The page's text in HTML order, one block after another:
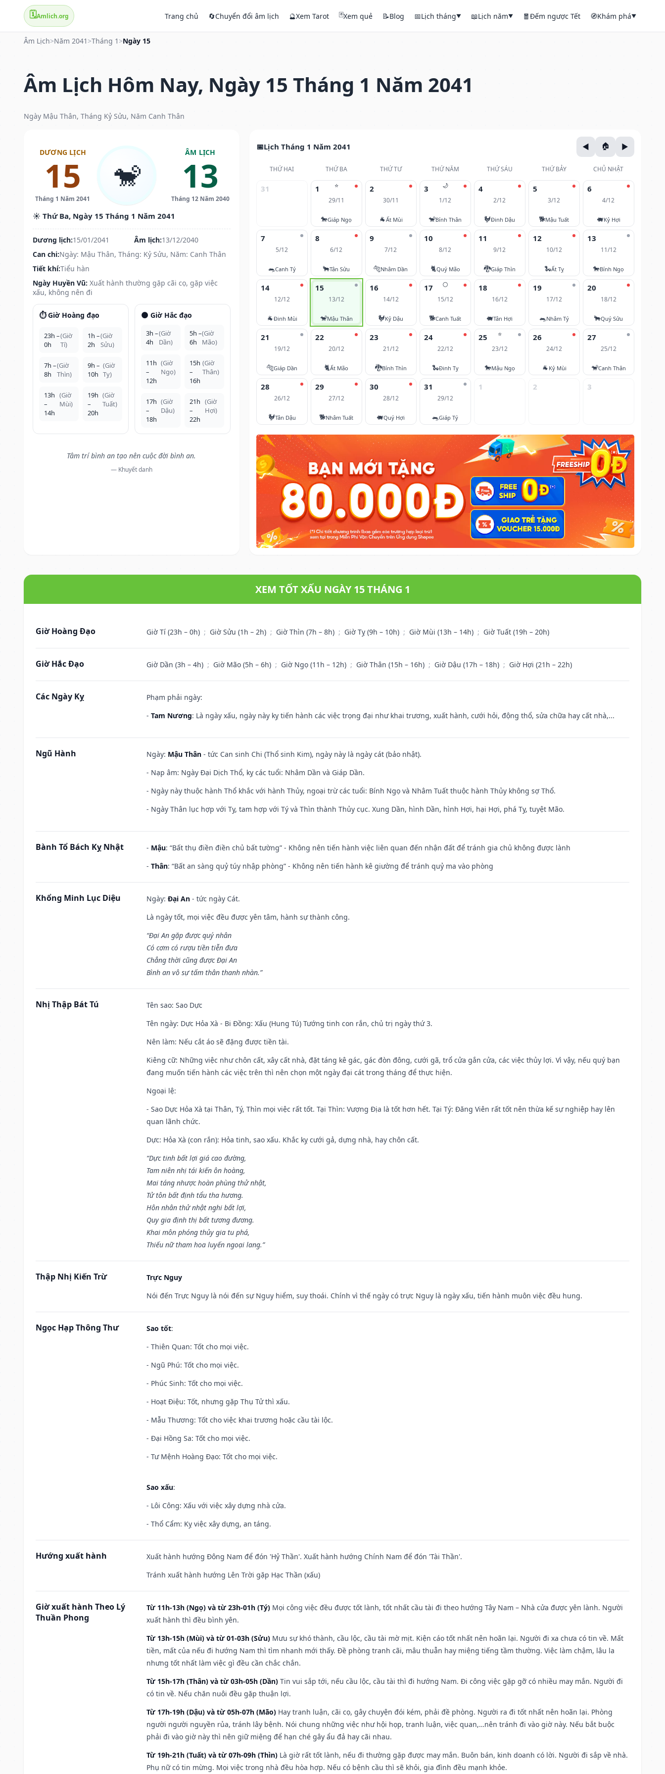
🗓️Amlich.org Trang chủ 🔄Chuyển đổi âm lịch 🔮Xem Tarot 🃏Xem quẻ 📝Blog 📅Lịch tháng▼ 📖Lịch năm▼ 🧧Đếm ngược Tết 🧭Khám phá▼
Âm Lịch>Năm 2041 >Tháng 1 >Ngày 15
Âm Lịch Hôm Nay, Ngày 15 Tháng 1 Năm 2041
Ngày Mậu Thân, Tháng Kỷ Sửu, Năm Canh Thân
DƯƠNG LỊCH
15
Tháng 1 Năm 2041
🐒
ÂM LỊCH
13
Tháng 12 Năm 2040
☀️ Thứ Ba, Ngày 15 Tháng 1 Năm 2041
Dương lịch:15/01/2041 Âm lịch:13/12/2040
Can chi:Ngày: Mậu Thân, Tháng: Kỷ Sửu, Năm: Canh Thân
Tiết khí:Tiểu hàn
Ngày Huyền Vũ: Xuất hành thường gặp cãi cọ, gặp việc
xấu, không nên đi
⏱️ Giờ Hoàng đạo
23h –
0h
(Giờ
Tí)
1h –
2h
(Giờ
Sửu)
7h –
8h
(Giờ
Thìn)
9h –
10h
(Giờ
Tỵ)
13h
–
14h
(Giờ
Mùi)
19h
–
20h
(Giờ
Tuất)
🌑 Giờ Hắc đạo
3h –
4h
(Giờ
Dần)
5h –
6h
(Giờ
Mão)
11h
–
12h
(Giờ
Ngọ)
15h
–
16h
(Giờ
Thân)
17h
–
18h
(Giờ
Dậu)
21h
–
22h
(Giờ
Hợi)
Tâm trí bình an tạo nên cuộc đời bình an.
— Khuyết danh
Lịch Tháng 1 Năm 2041
THỨ HAI THỨ BA THỨ TƯ THỨ NĂM THỨ SÁU THỨ BẢY CHỦ NHẬT
31 ⭐
1
29/11
🐎Giáp Ngọ
2
30/11
🐐Ất Mùi
🌙
3
1/12
🐒Bính Thân
4
2/12
🐓Đinh Dậu
5
3/12
🐕Mậu Tuất
6
4/12
🐖Kỷ Hợi
7
5/12
🐀Canh Tý
8
6/12
🐂Tân Sửu
9
7/12
🐅Nhâm Dần
10
8/12
🐈Quý Mão
11
9/12
🐉Giáp Thìn
12
10/12
🐍Ất Tỵ
13
11/12
🐎Bính Ngọ
14
12/12
🐐Đinh Mùi
15
13/12
🐒Mậu Thân
16
14/12
🐓Kỷ Dậu
🌕
17
15/12
🐕Canh Tuất
18
16/12
🐖Tân Hợi
19
17/12
🐀Nhâm Tý
20
18/12
🐂Quý Sửu
21
19/12
🐅Giáp Dần
22
20/12
🐈Ất Mão
23
21/12
🐉Bính Thìn
24
22/12
🐍Đinh Tỵ
⭐
25
23/12
🐎Mậu Ngọ
26
24/12
🐐 Kỷ Mùi
27
25/12
🐒Canh Thân
28
26/12
🐓Tân Dậu
29
27/12
🐕Nhâm Tuất
30
28/12
🐖Quý Hợi
31
29/12
🐀Giáp Tý
1 2 3
XEM TỐT XẤU NGÀY 15 THÁNG 1
Giờ Hoàng Đạo Giờ Tí (23h – 0h) ; Giờ Sửu (1h – 2h) ; Giờ Thìn (7h – 8h) ; Giờ Tỵ (9h – 10h) ; Giờ Mùi (13h – 14h) ; Giờ Tuất (19h – 20h)
Giờ Hắc Đạo Giờ Dần (3h – 4h) ; Giờ Mão (5h – 6h) ; Giờ Ngọ (11h – 12h) ; Giờ Thân (15h – 16h) ; Giờ Dậu (17h – 18h) ; Giờ Hợi (21h – 22h)
Các Ngày Kỵ
Phạm phải ngày:
- Tam Nương: Là ngày xấu, ngày này kỵ tiến hành các việc trọng đại như khai trương, xuất hành, cưới hỏi, động thổ, sửa chữa hay cất nhà,...
Ngũ Hành Ngày: Mậu Thân - tức Can sinh Chi (Thổ sinh Kim), ngày này là ngày cát (bảo nhật).
- Nạp âm: Ngày Đại Dịch Thổ, kỵ các tuổi: Nhâm Dần và Giáp Dần.
- Ngày này thuộc hành Thổ khắc với hành Thủy, ngoại trừ các tuổi: Bính Ngọ và Nhâm Tuất thuộc hành Thủy không sợ Thổ.
- Ngày Thân lục hợp với Tỵ, tam hợp với Tý và Thìn thành Thủy cục. Xung Dần, hình Dần, hình Hợi, hại Hợi, phá Tỵ, tuyệt Mão.
Bành Tổ Bách Kỵ Nhật - Mậu: “Bất thụ điền điền chủ bất tường” - Không nên tiến hành việc liên quan đến nhận đất để tránh gia chủ không được lành
- Thân: “Bất an sàng quỷ túy nhập phòng” - Không nên tiến hành kê giường để tránh quỷ ma vào phòng
Khổng Minh Lục Diệu Ngày: Đại An - tức ngày Cát.
Là ngày tốt, mọi việc đều được yên tâm, hành sự thành công.
“Đại An gặp được quý nhân
Có cơm có rượu tiền tiễn đưa
Chẳng thời cũng được Đại An
Bình an vô sự tấm thân thanh nhàn.”
Nhị Thập Bát Tú Tên sao: Sao Dực
Tên ngày: Dực Hỏa Xà - Bi Đồng: Xấu (Hung Tú) Tướng tinh con rắn, chủ trị ngày thứ 3.
Nên làm: Nếu cắt áo sẽ đặng được tiền tài.
Kiêng cữ: Những việc như chôn cất, xây cất nhà, đặt táng kê gác, gác đòn đông, cưới gã, trổ cửa gắn cửa, các việc thủy lợi. Vì vậy, nếu quý bạn
đang muốn tiến hành các việc trên thì nên chọn một ngày đại cát trong tháng để thực hiện.
Ngoại lệ:
- Sao Dực Hỏa Xà tại Thân, Tý, Thìn mọi việc rất tốt. Tại Thìn: Vượng Địa là tốt hơn hết. Tại Tý: Đăng Viên rất tốt nên thừa kế sự nghiệp hay lên
quan lãnh chức.
Dực: Hỏa Xà (con rắn): Hỏa tinh, sao xấu. Khắc kỵ cưới gả, dựng nhà, hay chôn cất.
“Dực tinh bất lợi giá cao đường,
Tam niên nhị tái kiến ôn hoàng,
Mai táng nhược hoàn phùng thử nhật,
Tử tôn bất định tẩu tha hương.
Hôn nhân thử nhật nghi bất lợi,
Quy gia định thị bất tương đương.
Khai môn phóng thủy gia tu phá,
Thiếu nữ tham hoa luyến ngoại lang.”
Thập Nhị Kiến Trừ
Trực Nguy
Nói đến Trực Nguy là nói đến sự Nguy hiểm, suy thoái. Chính vì thế ngày có trực Nguy là ngày xấu, tiến hành muôn việc đều hung.
Ngọc Hạp Thông Thư Sao tốt:
- Thiên Quan: Tốt cho mọi việc.
- Ngũ Phú: Tốt cho mọi việc.
- Phúc Sinh: Tốt cho mọi việc.
- Hoạt Điệu: Tốt, nhưng gặp Thụ Tử thì xấu.
- Mẫu Thương: Tốt cho việc khai trương hoặc cầu tài lộc.
- Đại Hồng Sa: Tốt cho mọi việc.
- Tư Mệnh Hoàng Đạo: Tốt cho mọi việc.
Sao xấu:
- Lôi Công: Xấu với việc xây dựng nhà cửa.
- Thổ Cẩm: Kỵ việc xây dựng, an táng.
Hướng xuất hành
Xuất hành hướng Đông Nam để đón 'Hỷ Thần'. Xuất hành hướng Chính Nam để đón 'Tài Thần'.
Tránh xuất hành hướng Lên Trời gặp Hạc Thần (xấu)
Giờ xuất hành Theo Lý
Thuần Phong
Từ 11h-13h (Ngọ) và từ 23h-01h (Tý) Mọi công việc đều được tốt lành, tốt nhất cầu tài đi theo hướng Tây Nam – Nhà cửa được yên lành. Người
xuất hành thì đều bình yên.
Từ 13h-15h (Mùi) và từ 01-03h (Sửu) Mưu sự khó thành, cầu lộc, cầu tài mờ mịt. Kiện cáo tốt nhất nên hoãn lại. Người đi xa chưa có tin về. Mất
tiền, mất của nếu đi hướng Nam thì tìm nhanh mới thấy. Đề phòng tranh cãi, mâu thuẫn hay miệng tiếng tầm thường. Việc làm chậm, lâu la
nhưng tốt nhất làm việc gì đều cần chắc chắn.
Từ 15h-17h (Thân) và từ 03h-05h (Dần) Tin vui sắp tới, nếu cầu lộc, cầu tài thì đi hướng Nam. Đi công việc gặp gỡ có nhiều may mắn. Người đi
có tin về. Nếu chăn nuôi đều gặp thuận lợi.
Từ 17h-19h (Dậu) và từ 05h-07h (Mão) Hay tranh luận, cãi cọ, gây chuyện đói kém, phải đề phòng. Người ra đi tốt nhất nên hoãn lại. Phòng
người người nguyền rủa, tránh lây bệnh. Nói chung những việc như hội họp, tranh luận, việc quan,…nên tránh đi vào giờ này. Nếu bắt buộc
phải đi vào giờ này thì nên giữ miệng để hạn ché gây ẩu đả hay cãi nhau.
Từ 19h-21h (Tuất) và từ 07h-09h (Thìn) Là giờ rất tốt lành, nếu đi thường gặp được may mắn. Buôn bán, kinh doanh có lời. Người đi sắp về nhà.
Phụ nữ có tin mừng. Mọi việc trong nhà đều hòa hợp. Nếu có bệnh cầu thì sẽ khỏi, gia đình đều mạnh khỏe.